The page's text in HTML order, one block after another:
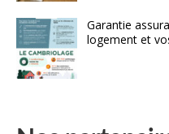
Garantie
logement et